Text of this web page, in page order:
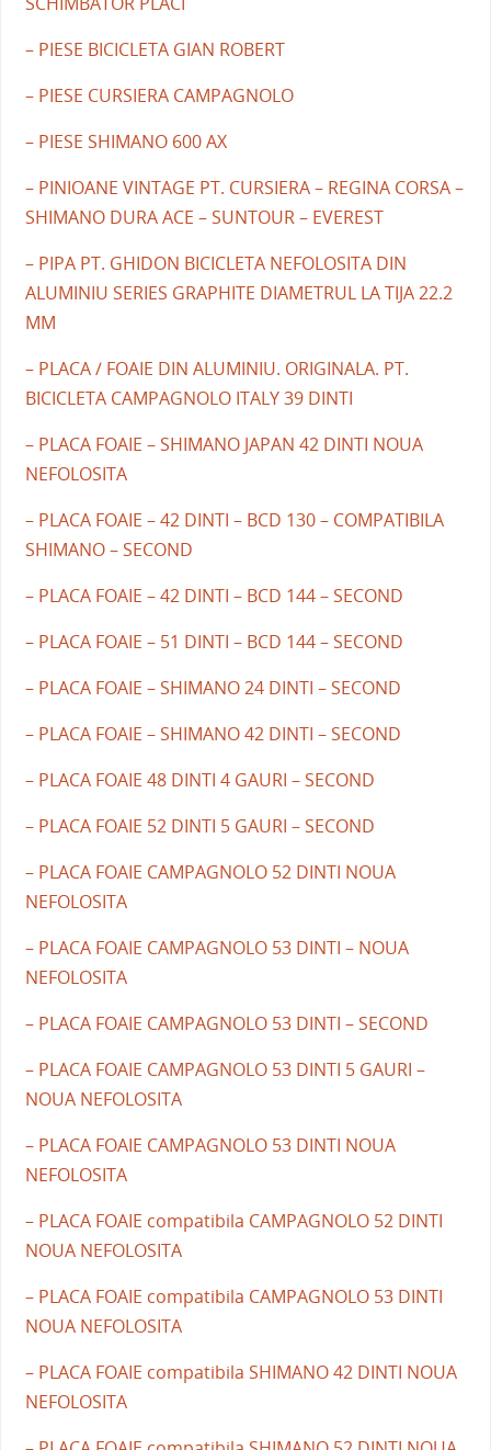
– PIESE BICICLETA GIAN ROBERT
– PIESE CURSIERA CAMPAGNOLO
– PIESE SHIMANO 600 AX
– PINIOANE VINTAGE PT. CURSIERA – REGINA CORSA –
SHIMANO DURA ACE – SUNTOUR – EVEREST
– PIPA PT. GHIDON BICICLETA NEFOLOSITA DIN
ALUMINIU SERIES GRAPHITE DIAMETRUL LA TIJA 22.2
MM
– PLACA / FOAIE DIN ALUMINIU. ORIGINALA. PT.
BICICLETA CAMPAGNOLO ITALY 39 DINTI
– PLACA FOAIE – SHIMANO JAPAN 42 DINTI NOUA
NEFOLOSITA
– PLACA FOAIE – 42 DINTI – BCD 130 – COMPATIBILA
SHIMANO – SECOND
– PLACA FOAIE – 42 DINTI – BCD 144 – SECOND
– PLACA FOAIE – 51 DINTI – BCD 144 – SECOND
– PLACA FOAIE – SHIMANO 24 DINTI – SECOND
– PLACA FOAIE – SHIMANO 42 DINTI – SECOND
– PLACA FOAIE 48 DINTI 4 GAURI – SECOND
– PLACA FOAIE 52 DINTI 5 GAURI – SECOND
– PLACA FOAIE CAMPAGNOLO 52 DINTI NOUA
NEFOLOSITA
– PLACA FOAIE CAMPAGNOLO 53 DINTI – NOUA
NEFOLOSITA
– PLACA FOAIE CAMPAGNOLO 53 DINTI – SECOND
– PLACA FOAIE CAMPAGNOLO 53 DINTI 5 GAURI –
NOUA NEFOLOSITA
– PLACA FOAIE CAMPAGNOLO 53 DINTI NOUA
NEFOLOSITA
– PLACA FOAIE compatibila CAMPAGNOLO 52 DINTI
NOUA NEFOLOSITA
– PLACA FOAIE compatibila CAMPAGNOLO 53 DINTI
NOUA NEFOLOSITA
– PLACA FOAIE compatibila SHIMANO 42 DINTI NOUA
NEFOLOSITA